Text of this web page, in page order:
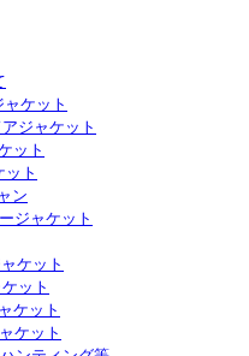
ケット
ジャケット
ット
ット
ン
ジャケット
ケット
ット
ケット
ケット